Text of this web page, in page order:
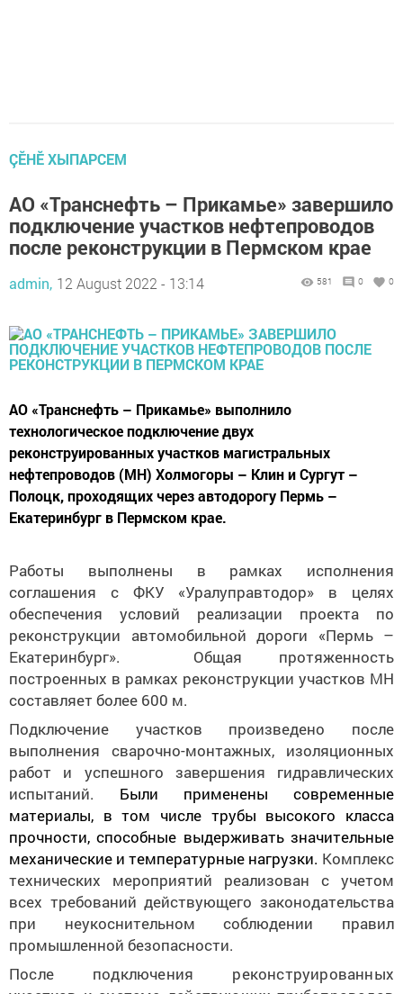
ÇӖНӖ ХЫПАРСЕМ
АО «Транснефть – Прикамье» завершило
подключение участков нефтепроводов
после реконструкции в Пермском крае
admin, 12 August 2022 - 13:14 581 0 0
АО «Транснефть – Прикамье» выполнило
технологическое подключение двух
реконструированных участков магистральных
нефтепроводов (МН) Холмогоры – Клин и Сургут –
Полоцк, проходящих через автодорогу Пермь –
Екатеринбург в Пермском крае.
Работы выполнены в рамках исполнения
соглашения с ФКУ «Уралуправтодор» в целях
обеспечения условий реализации проекта по
реконструкции автомобильной дороги «Пермь –
Екатеринбург». Общая протяженность
построенных в рамках реконструкции участков МН
составляет более 600 м.
Подключение участков произведено после
выполнения сварочно-монтажных, изоляционных
работ и успешного завершения гидравлических
испытаний. Были применены современные
материалы, в том числе трубы высокого класса
прочности, способные выдерживать значительные
механические и температурные нагрузки. Комплекс
технических мероприятий реализован с учетом
всех требований действующего законодательства
при неукоснительном соблюдении правил
промышленной безопасности.
После подключения реконструированных